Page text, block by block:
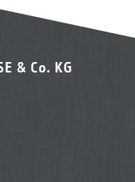
& Co. KG